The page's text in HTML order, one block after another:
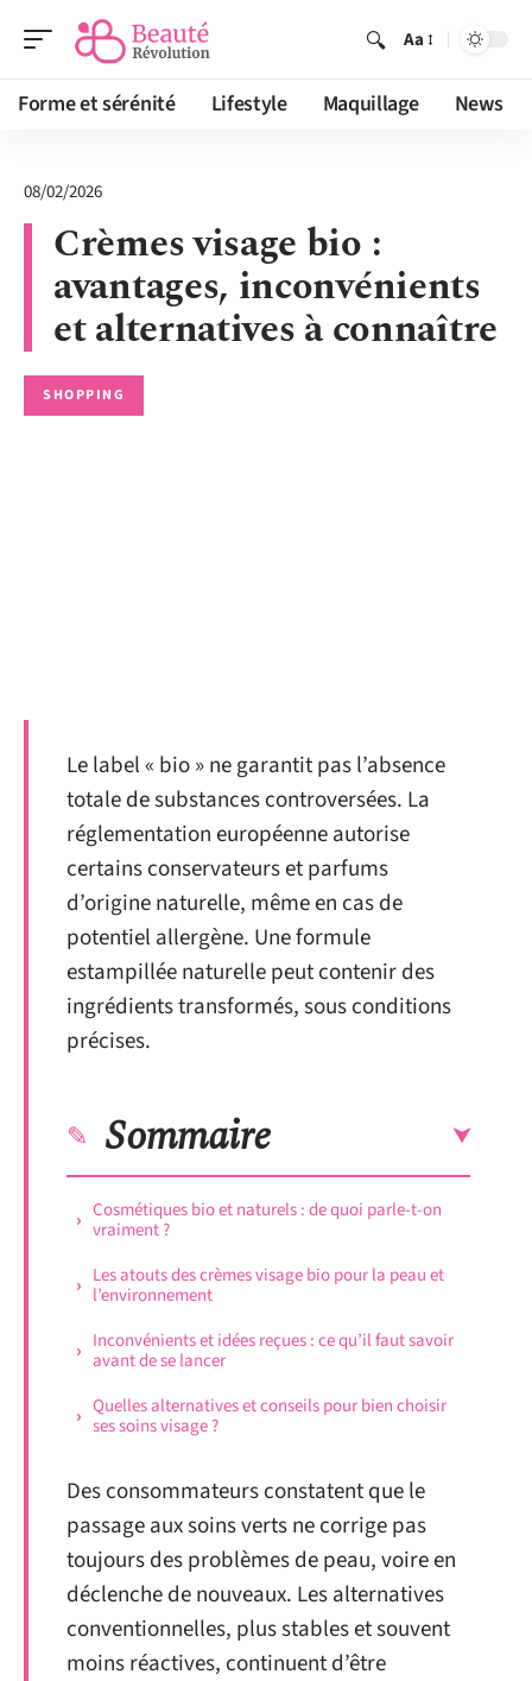
Aa
Forme et sérénité Lifestyle Maquillage News
08/02/2026
Crèmes visage bio :
avantages, inconvénients
et alternatives à connaître
SHOPPING
Le label « bio » ne garantit pas l’absence
totale de substances controversées. La
réglementation européenne autorise
certains conservateurs et parfums
d’origine naturelle, même en cas de
potentiel allergène. Une formule
estampillée naturelle peut contenir des
ingrédients transformés, sous conditions
précises.
Sommaire
Cosmétiques bio et naturels : de quoi parle-t-on
vraiment ?
Les atouts des crèmes visage bio pour la peau et
l’environnement
Inconvénients et idées reçues : ce qu’il faut savoir
avant de se lancer
Quelles alternatives et conseils pour bien choisir
ses soins visage ?
Des consommateurs constatent que le
passage aux soins verts ne corrige pas
toujours des problèmes de peau, voire en
déclenche de nouveaux. Les alternatives
conventionnelles, plus stables et souvent
moins réactives, continuent d’être